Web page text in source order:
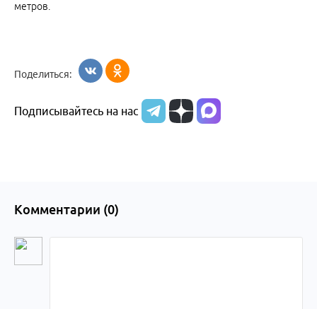
метров.
Поделиться:
Подписывайтесь на нас
Комментарии (0)